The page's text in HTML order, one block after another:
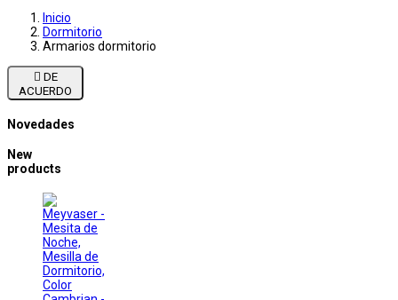
Inicio
Dormitorio
Armarios dormitorio

ACUERDO
Novedades
New
products